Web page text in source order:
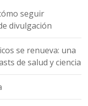
seguir
divulgación
se renueva: una
de salud y ciencia